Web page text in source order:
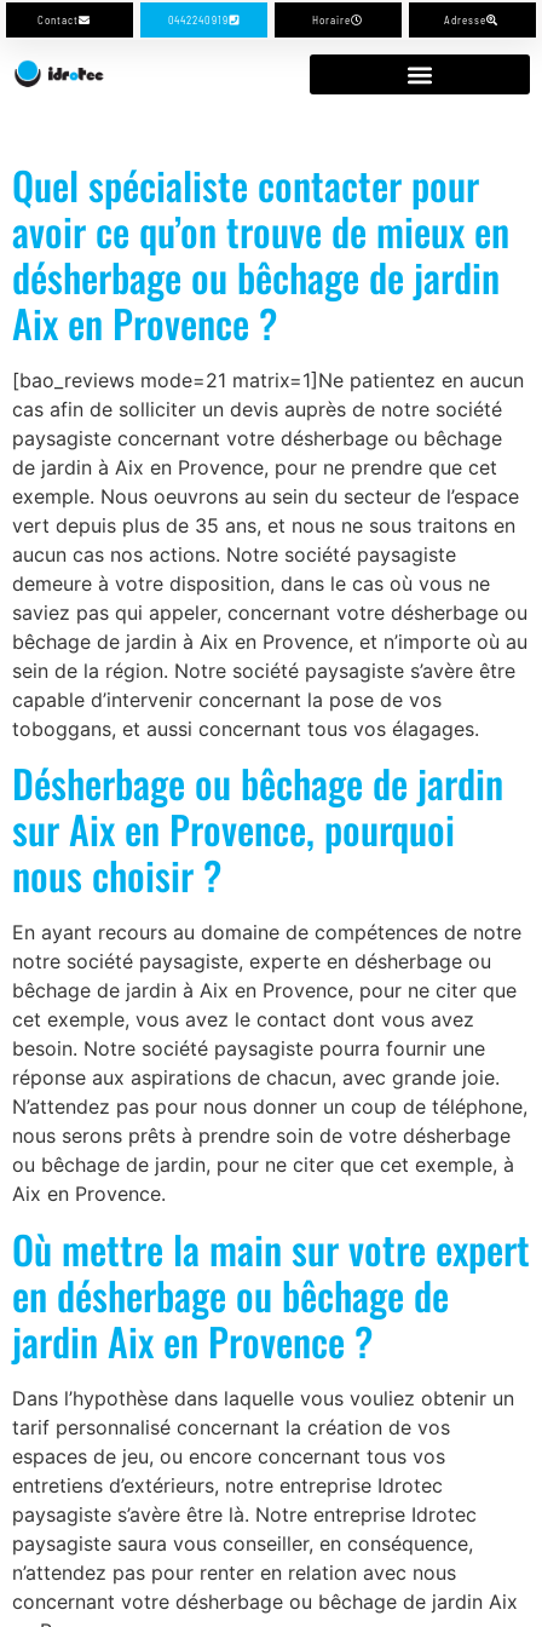
Contact 0442240919 Horaire Adresse
Quel spécialiste contacter pour
avoir ce qu’on trouve de mieux en
désherbage ou bêchage de jardin
Aix en Provence ?
[bao_reviews mode=21 matrix=1]Ne patientez en aucun
cas afin de solliciter un devis auprès de notre société
paysagiste concernant votre désherbage ou bêchage
de jardin à Aix en Provence, pour ne prendre que cet
exemple. Nous oeuvrons au sein du secteur de l’espace
vert depuis plus de 35 ans, et nous ne sous traitons en
aucun cas nos actions. Notre société paysagiste
demeure à votre disposition, dans le cas où vous ne
saviez pas qui appeler, concernant votre désherbage ou
bêchage de jardin à Aix en Provence, et n’importe où au
sein de la région. Notre société paysagiste s’avère être
capable d’intervenir concernant la pose de vos
toboggans, et aussi concernant tous vos élagages.
Désherbage ou bêchage de jardin
sur Aix en Provence, pourquoi
nous choisir ?
En ayant recours au domaine de compétences de notre
notre société paysagiste, experte en désherbage ou
bêchage de jardin à Aix en Provence, pour ne citer que
cet exemple, vous avez le contact dont vous avez
besoin. Notre société paysagiste pourra fournir une
réponse aux aspirations de chacun, avec grande joie.
N’attendez pas pour nous donner un coup de téléphone,
nous serons prêts à prendre soin de votre désherbage
ou bêchage de jardin, pour ne citer que cet exemple, à
Aix en Provence.
Où mettre la main sur votre expert
en désherbage ou bêchage de
jardin Aix en Provence ?
Dans l’hypothèse dans laquelle vous vouliez obtenir un
tarif personnalisé concernant la création de vos
espaces de jeu, ou encore concernant tous vos
entretiens d’extérieurs, notre entreprise Idrotec
paysagiste s’avère être là. Notre entreprise Idrotec
paysagiste saura vous conseiller, en conséquence,
n’attendez pas pour renter en relation avec nous
concernant votre désherbage ou bêchage de jardin Aix